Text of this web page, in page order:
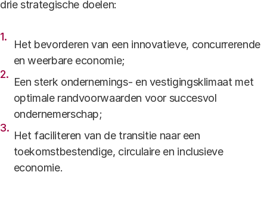
drie strategische doelen:
Het bevorderen van een innovatieve, concurrerende
en weerbare economie;
Een sterk ondernemings- en vestigingsklimaat met
optimale randvoorwaarden voor succesvol
ondernemerschap;
Het faciliteren van de transitie naar een
toekomstbestendige, circulaire en inclusieve
economie.